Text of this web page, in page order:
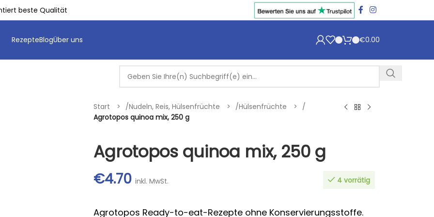
beste Qualität
RezepteBlogÜber uns €0.00
Start /Nudeln, Reis, Hülsenfrüchte /Hülsenfrüchte
/
Agrotopos quinoa mix, 250 g
Agrotopos quinoa mix, 250 g
€4.70 inkl. MwSt. 4 vorrätig
Agrotopos Ready-to-eat-Rezepte ohne Konservierungsstoffe.